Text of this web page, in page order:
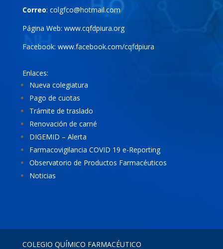
Correo: colgfco@hotmail.com
Página Web: www.cqfdpiura.org
Facebook: www.facebook.com/cqfdpiura
Enlaces:
Nueva colegiatura
Pago de cuotas
Trámite de traslado
Renovación de carné
DIGEMID – Alerta
Farmacovigilancia COVID 19 e-Reporting
Observatorio de Productos Farmacéuticos
Noticias
COLEGIO QUÍMICO FARMACÉUTICO